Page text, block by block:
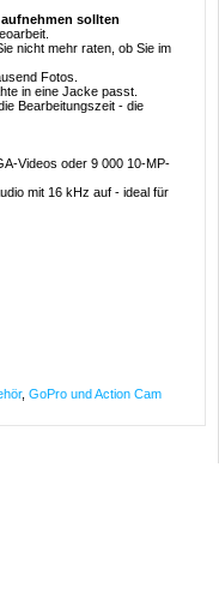
sollten
nicht mehr raten, ob Sie im
Fotos.
in eine Jacke passt.
Bearbeitungszeit - die
Videos oder 9 000 10-MP-
mit 16 kHz auf - ideal für
, GoPro und Action Cam